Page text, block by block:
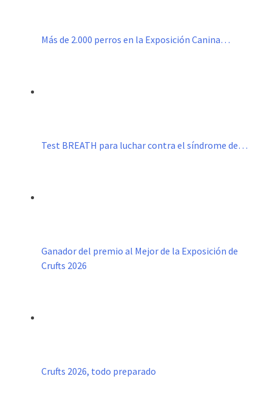
Más de 2.000 perros en la Exposición Canina…
Test BREATH para luchar contra el síndrome de…
Ganador del premio al Mejor de la Exposición de
Crufts 2026
Crufts 2026, todo preparado